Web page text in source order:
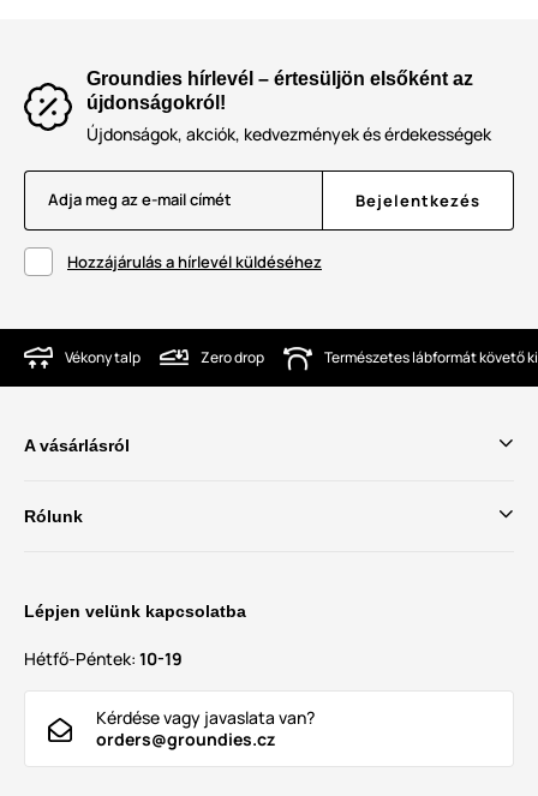
Groundies hírlevél – értesüljön elsőként az
újdonságokról!
Újdonságok, akciók, kedvezmények és érdekességek
Adja meg az e-mail címét Bejelentkezés
Hozzájárulás a hírlevél küldéséhez
Vékony talp Zero drop Természetes lábformát követő
A vásárlásról
Rólunk
Lépjen velünk kapcsolatba
Hétfő-Péntek: 10-19
Kérdése vagy javaslata van?
orders@groundies.cz